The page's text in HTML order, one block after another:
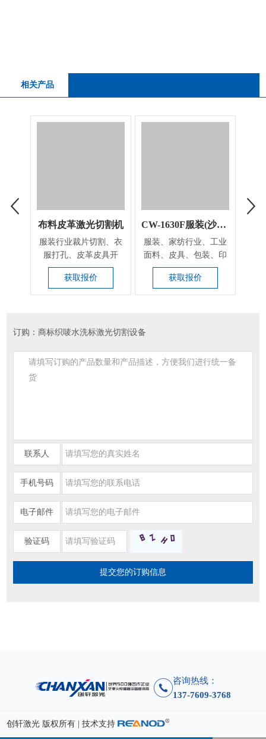
相关产品
布料皮革激光切割机
服装行业裁片切割、衣
服打孔、皮革皮具开
料、各种纺织面料热
切、...
获取报价
CW-1630F服装(沙发)布料裁剪设备
服装、家纺行业、工业
面料、皮具、包装、印
刷广告、装饰、建
筑、...
获取报价
订购：商标织唛水洗标激光切割设备
联系人
手机号码
电子邮件
验证码
咨询热线：
137-7609-3768
创轩激光 版权所有 | 技术支持